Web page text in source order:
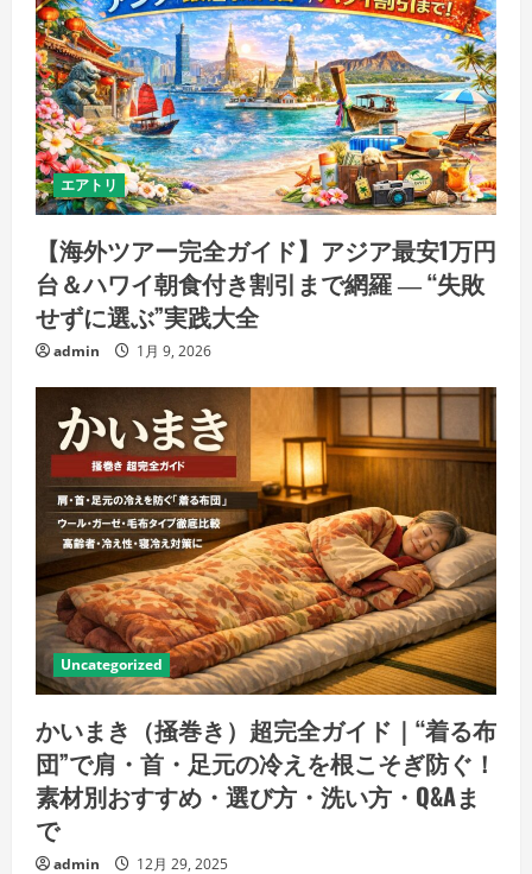
エアトリ
【海外ツアー完全ガイド】アジア最安1万円
台＆ハワイ朝食付き割引まで網羅 ― “失敗
せずに選ぶ”実践大全
admin 1月 9, 2026
Uncategorized
かいまき（掻巻き）超完全ガイド｜“着る布
団”で肩・首・足元の冷えを根こそぎ防ぐ！
素材別おすすめ・選び方・洗い方・Q&Aま
で
admin 12月 29, 2025